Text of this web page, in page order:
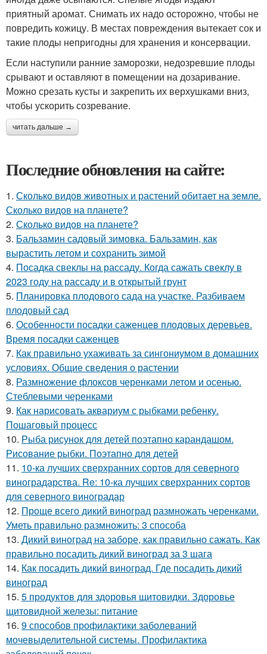
приятный аромат. Снимать их надо осторожно, чтобы не
повредить кожицу. В местах повреждения вытекает сок и
такие плоды непригодны для хранения и консервации.
Если наступили ранние заморозки, недозревшие плоды
срывают и оставляют в помещении на дозаривание.
Можно срезать кусты и закрепить их верхушками вниз,
чтобы ускорить созревание.
читать дальше →
Последние обновления на сайте:
1. Сколько видов животных и растений обитает на земле.
Сколько видов на планете?
2. Сколько видов на планете?
3. Бальзамин садовый зимовка. Бальзамин, как
вырастить летом и сохранить зимой
4. Посадка свеклы на рассаду. Когда сажать свеклу в
2023 году на рассаду и в открытый грунт
5. Планировка плодового сада на участке. Разбиваем
плодовый сад
6. Особенности посадки саженцев плодовых деревьев.
Время посадки саженцев
7. Как правильно ухаживать за сингониумом в домашних
условиях. Общие сведения о растении
8. Размножение флоксов черенками летом и осенью.
Стеблевыми черенками
9. Как нарисовать аквариум с рыбками ребенку.
Пошаговый процесс
10. Рыба рисунок для детей поэтапно карандашом.
Рисование рыбки. Поэтапно для детей
11. 10-ка лучших сверхранних сортов для северного
виноградарства. Re: 10-ка лучших сверхранних сортов
для северного виноградар
12. Проще всего дикий виноград размножать черенками.
Уметь правильно размножить: 3 способа
13. Дикий виноград на заборе, как правильно сажать. Как
правильно посадить дикий виноград за 3 шага
14. Как посадить дикий виноград. Где посадить дикий
виноград
15. 5 продуктов для здоровья щитовидки. Здоровье
щитовидной железы: питание
16. 9 способов профилактики заболеваний
мочевыделительной системы. Профилактика